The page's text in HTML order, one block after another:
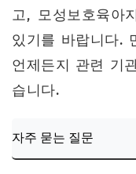
고, 모성보호육
있기를 바랍니다.
언제든지 관련 기
습니다.
자주 묻는 질문